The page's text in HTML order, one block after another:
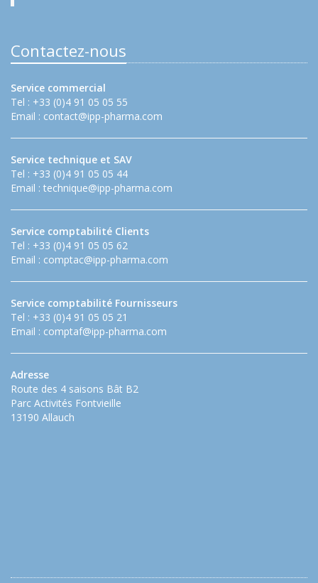
Contactez-nous
Service commercial
Tel : +33 (0)4 91 05 05 55
Email : contact@ipp-pharma.com
Service technique et SAV
Tel : +33 (0)4 91 05 05 44
Email : technique@ipp-pharma.com
Service comptabilité Clients
Tel : +33 (0)4 91 05 05 62
Email : comptac@ipp-pharma.com
Service comptabilité Fournisseurs
Tel : +33 (0)4 91 05 05 21
Email : comptaf@ipp-pharma.com
Adresse
Route des 4 saisons Bât B2
Parc Activités Fontvieille
13190 Allauch